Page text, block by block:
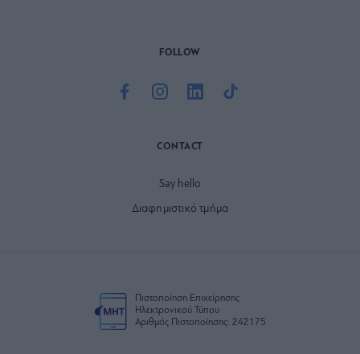
FOLLOW
CONTACT
Say hello
Διαφημιστικό τμήμα
Πιστοποίηση Επιχείρησης
Ηλεκτρονικού Τύπου
Αριθμός Πιστοποίησης: 242175